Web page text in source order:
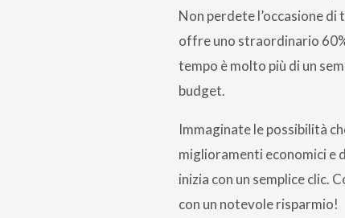
Non perdete l’occasione
offre uno straordinario
tempo è molto più di un
budget.
Immaginate le possibilità
miglioramenti economici e
inizia con un semplice clic.
con un notevole risparmio!